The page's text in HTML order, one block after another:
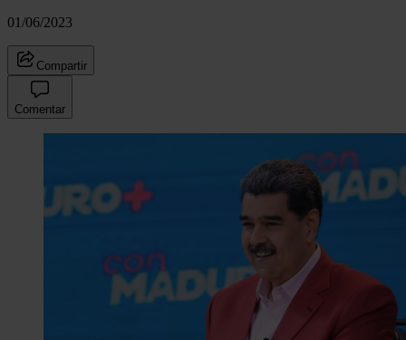
01/06/2023
Compartir
Comentar